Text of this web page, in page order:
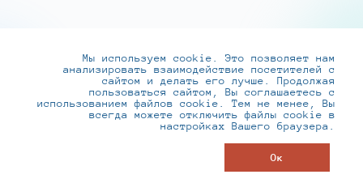
+7 (495) 737-6192, 8-800-250-0-260
practice@infotecs.ru,hr@infotecs.ru
127273, г. Москва, Отрадная ул., 2Б строение 1
Мы используем cookie. Это позволяет нам
анализировать взаимодействие посетителей с
сайтом и делать его лучше. Продолжая
пользоваться сайтом, Вы соглашаетесь с
использованием файлов cookie. Тем не менее, Вы
всегда можете отключить файлы cookie в
настройках Вашего браузера.
Ок